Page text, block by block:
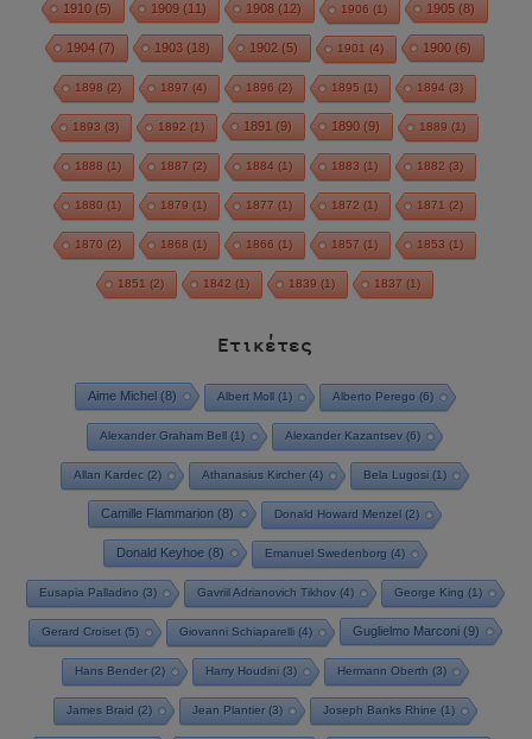
1910 (5) 1909 (11) 1908 (12) 1906 (1) 1905 (8)
1904 (7) 1903 (18) 1902 (5) 1901 (4) 1900 (6)
1898 (2) 1897 (4) 1896 (2) 1895 (1) 1894 (3)
1893 (3) 1892 (1) 1891 (9) 1890 (9) 1889 (1)
1888 (1) 1887 (2) 1884 (1) 1883 (1) 1882 (3)
1880 (1) 1879 (1) 1877 (1) 1872 (1) 1871 (2)
1870 (2) 1868 (1) 1866 (1) 1857 (1) 1853 (1)
1851 (2) 1842 (1) 1839 (1) 1837 (1)
Ετικέτες
Aime Michel(8) Albert Moll(1) Alberto Perego (6)
Alexander Graham Bell (1) Alexander Kazantsev (6)
Allan Kardec (2) Athanasius Kircher (4) Bela Lugosi (1)
Camille Flammarion (8) Donald Howard Menzel (2)
Donald Keyhoe(8) Emanuel Swedenborg (4)
Eusapia Palladino (3) Gavriil Adrianovich Tikhov(4) George King (1)
Gerard Croiset(5) Giovanni Schiaparelli(4) Guglielmo Marconi(9)
Hans Bender(2) Harry Houdini(3) Hermann Oberth (3)
James Braid (2) Jean Plantier(3) Joseph Banks Rhine (1)